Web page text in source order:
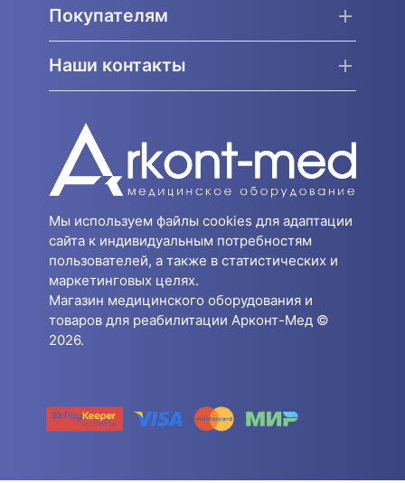
Покупателям
Наши контакты
Мы используем файлы cookies для адаптации
сайта к индивидуальным потребностям
пользователей, а также в статистических и
маркетинговых целях.
Магазин медицинского оборудования и
товаров для реабилитации Арконт-Мед ©
2026.